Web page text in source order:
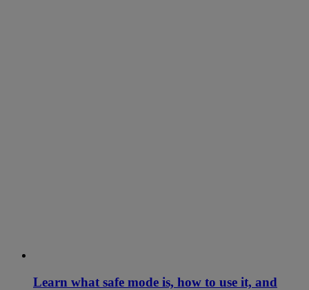
Learn what safe mode is, how to use it, and